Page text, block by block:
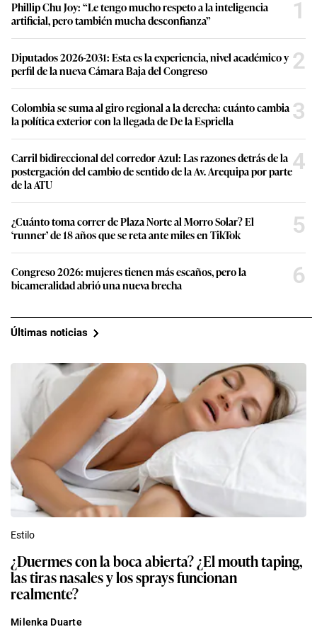
Phillip Chu Joy: “Le tengo mucho respeto a la inteligencia
artificial, pero también mucha desconfianza”
1
Diputados 2026-2031: Esta es la experiencia, nivel académico y
perfil de la nueva Cámara Baja del Congreso
2
Colombia se suma al giro regional a la derecha: cuánto cambia
la política exterior con la llegada de De la Espriella
3
Carril bidireccional del corredor Azul: Las razones detrás de la
postergación del cambio de sentido de la Av. Arequipa por parte
de la ATU
4
¿Cuánto toma correr de Plaza Norte al Morro Solar? El
‘runner’ de 18 años que se reta ante miles en TikTok
5
Congreso 2026: mujeres tienen más escaños, pero la
bicameralidad abrió una nueva brecha
6
Últimas noticias
Estilo
¿Duermes con la boca abierta? ¿El mouth taping,
las tiras nasales y los sprays funcionan
realmente?
Milenka Duarte